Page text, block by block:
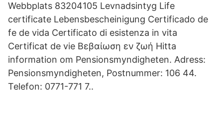
Webbplats 83204105 Levnadsintyg Life
certificate Lebensbescheinigung Certificado de
fe de vida Certificato di esistenza in vita
Certificat de vie Βεβαίωση εν ζωή Hitta
information om Pensionsmyndigheten. Adress:
Pensionsmyndigheten, Postnummer: 106 44.
Telefon: 0771-771 7..